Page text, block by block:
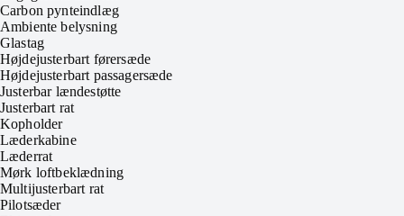
Carbon pynteindlæg
Ambiente belysning
Glastag
Højdejusterbart førersæde
Højdejusterbart passagersæde
Justerbar lændestøtte
Justerbart rat
Kopholder
Læderkabine
Læderrat
Mørk loftbeklædning
Multijusterbart rat
Pilotsæder